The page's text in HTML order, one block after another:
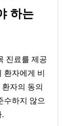
하는
진료를 제공
자에게 비
자의 동의
수하지 않으
.